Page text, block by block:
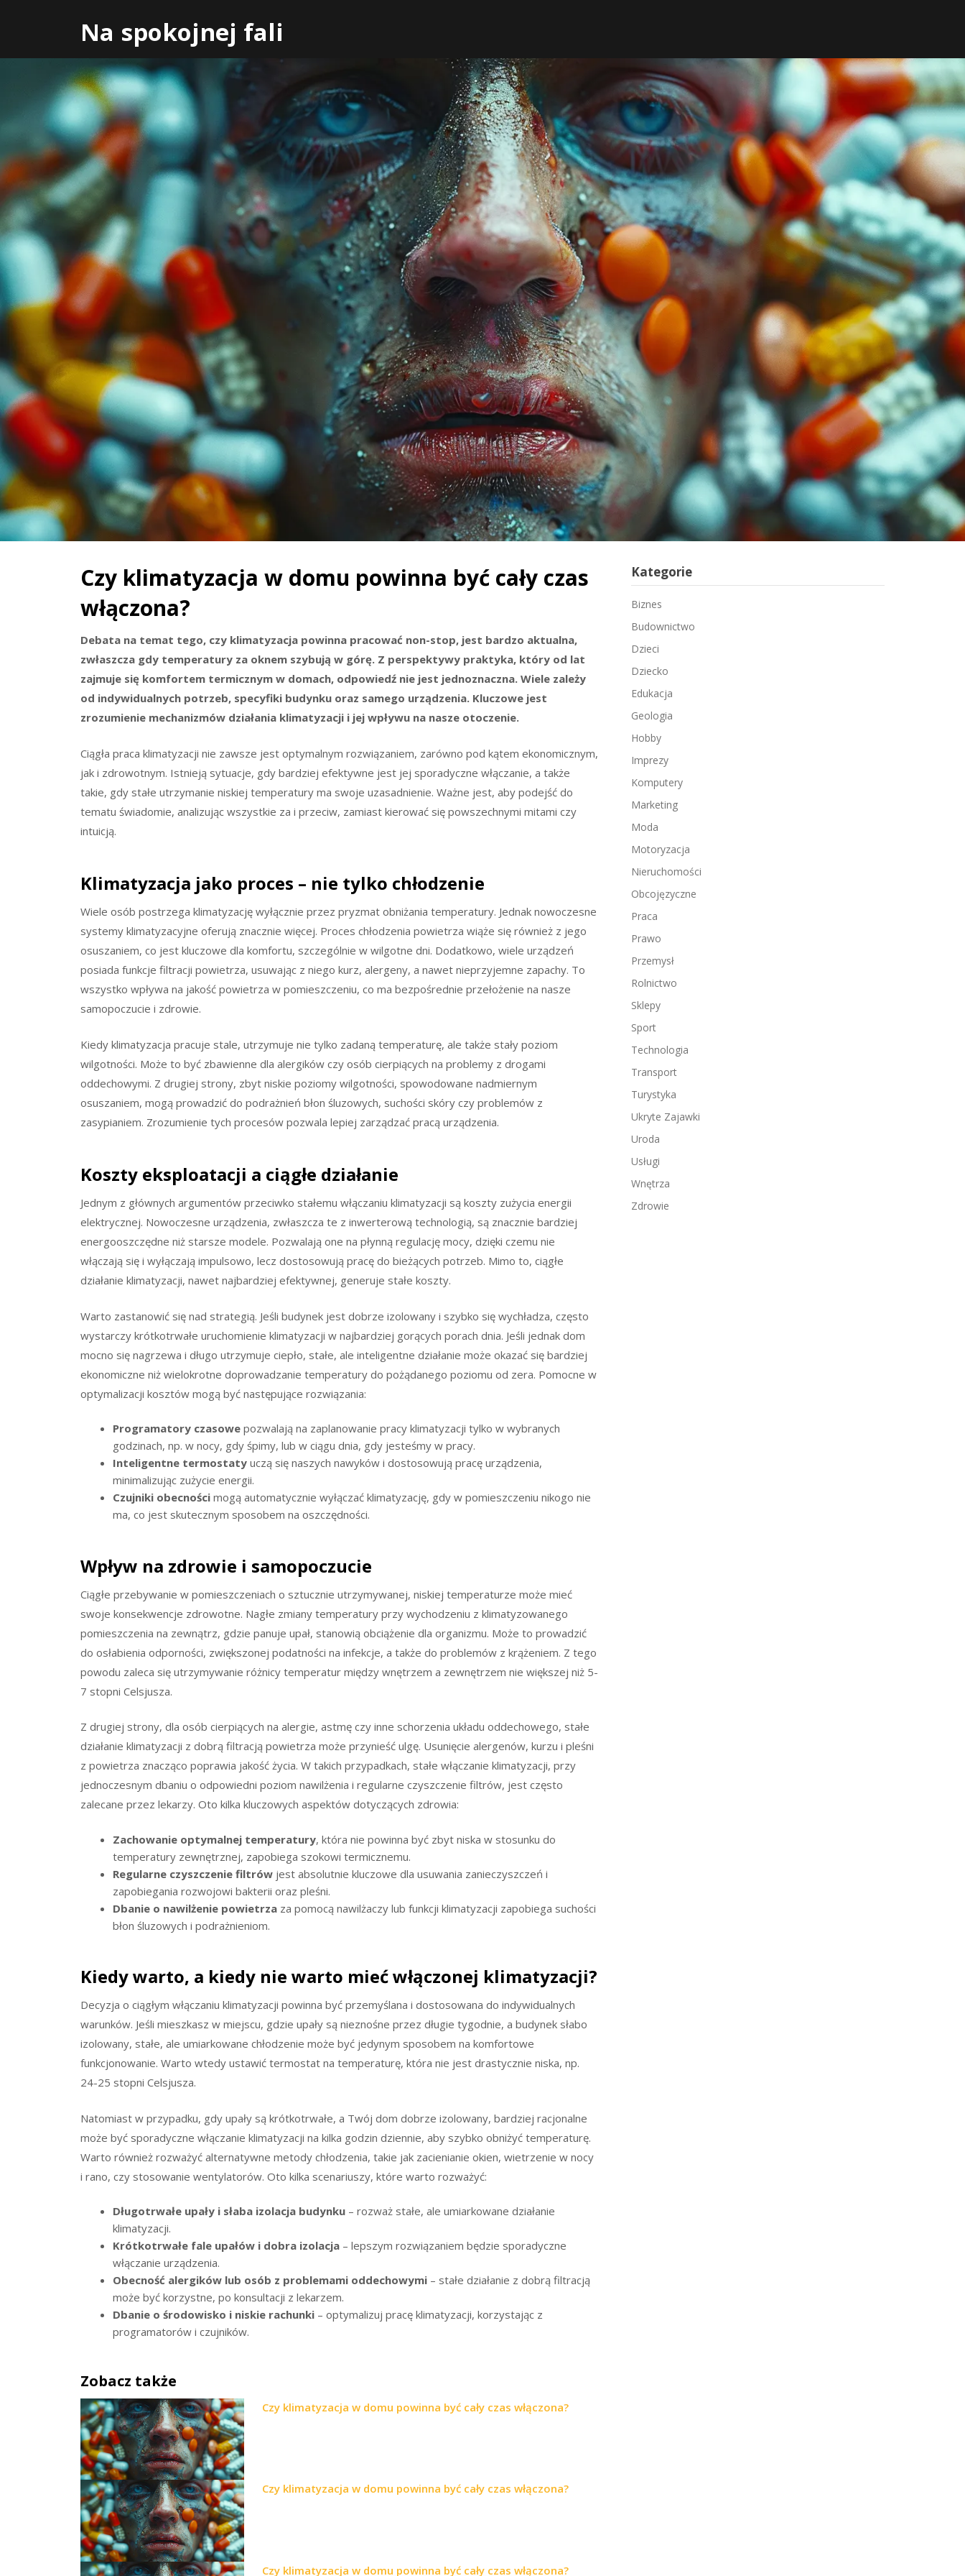
Na spokojnej fali
Czy klimatyzacja w domu powinna być cały czas
włączona?
Debata na temat tego, czy klimatyzacja powinna pracować non-stop, jest bardzo aktualna,
zwłaszcza gdy temperatury za oknem szybują w górę. Z perspektywy praktyka, który od lat
zajmuje się komfortem termicznym w domach, odpowiedź nie jest jednoznaczna. Wiele zależy
od indywidualnych potrzeb, specyfiki budynku oraz samego urządzenia. Kluczowe jest
zrozumienie mechanizmów działania klimatyzacji i jej wpływu na nasze otoczenie.
Ciągła praca klimatyzacji nie zawsze jest optymalnym rozwiązaniem, zarówno pod kątem ekonomicznym,
jak i zdrowotnym. Istnieją sytuacje, gdy bardziej efektywne jest jej sporadyczne włączanie, a także
takie, gdy stałe utrzymanie niskiej temperatury ma swoje uzasadnienie. Ważne jest, aby podejść do
tematu świadomie, analizując wszystkie za i przeciw, zamiast kierować się powszechnymi mitami czy
intuicją.
Klimatyzacja jako proces – nie tylko chłodzenie
Wiele osób postrzega klimatyzację wyłącznie przez pryzmat obniżania temperatury. Jednak nowoczesne
systemy klimatyzacyjne oferują znacznie więcej. Proces chłodzenia powietrza wiąże się również z jego
osuszaniem, co jest kluczowe dla komfortu, szczególnie w wilgotne dni. Dodatkowo, wiele urządzeń
posiada funkcje filtracji powietrza, usuwając z niego kurz, alergeny, a nawet nieprzyjemne zapachy. To
wszystko wpływa na jakość powietrza w pomieszczeniu, co ma bezpośrednie przełożenie na nasze
samopoczucie i zdrowie.
Kiedy klimatyzacja pracuje stale, utrzymuje nie tylko zadaną temperaturę, ale także stały poziom
wilgotności. Może to być zbawienne dla alergików czy osób cierpiących na problemy z drogami
oddechowymi. Z drugiej strony, zbyt niskie poziomy wilgotności, spowodowane nadmiernym
osuszaniem, mogą prowadzić do podrażnień błon śluzowych, suchości skóry czy problemów z
zasypianiem. Zrozumienie tych procesów pozwala lepiej zarządzać pracą urządzenia.
Koszty eksploatacji a ciągłe działanie
Jednym z głównych argumentów przeciwko stałemu włączaniu klimatyzacji są koszty zużycia energii
elektrycznej. Nowoczesne urządzenia, zwłaszcza te z inwerterową technologią, są znacznie bardziej
energooszczędne niż starsze modele. Pozwalają one na płynną regulację mocy, dzięki czemu nie
włączają się i wyłączają impulsowo, lecz dostosowują pracę do bieżących potrzeb. Mimo to, ciągłe
działanie klimatyzacji, nawet najbardziej efektywnej, generuje stałe koszty.
Warto zastanowić się nad strategią. Jeśli budynek jest dobrze izolowany i szybko się wychładza, często
wystarczy krótkotrwałe uruchomienie klimatyzacji w najbardziej gorących porach dnia. Jeśli jednak dom
mocno się nagrzewa i długo utrzymuje ciepło, stałe, ale inteligentne działanie może okazać się bardziej
ekonomiczne niż wielokrotne doprowadzanie temperatury do pożądanego poziomu od zera. Pomocne w
optymalizacji kosztów mogą być następujące rozwiązania:
Programatory czasowe pozwalają na zaplanowanie pracy klimatyzacji tylko w wybranych
godzinach, np. w nocy, gdy śpimy, lub w ciągu dnia, gdy jesteśmy w pracy.
Inteligentne termostaty uczą się naszych nawyków i dostosowują pracę urządzenia,
minimalizując zużycie energii.
Czujniki obecności mogą automatycznie wyłączać klimatyzację, gdy w pomieszczeniu nikogo nie
ma, co jest skutecznym sposobem na oszczędności.
Wpływ na zdrowie i samopoczucie
Ciągłe przebywanie w pomieszczeniach o sztucznie utrzymywanej, niskiej temperaturze może mieć
swoje konsekwencje zdrowotne. Nagłe zmiany temperatury przy wychodzeniu z klimatyzowanego
pomieszczenia na zewnątrz, gdzie panuje upał, stanowią obciążenie dla organizmu. Może to prowadzić
do osłabienia odporności, zwiększonej podatności na infekcje, a także do problemów z krążeniem. Z tego
powodu zaleca się utrzymywanie różnicy temperatur między wnętrzem a zewnętrzem nie większej niż 5-
7 stopni Celsjusza.
Z drugiej strony, dla osób cierpiących na alergie, astmę czy inne schorzenia układu oddechowego, stałe
działanie klimatyzacji z dobrą filtracją powietrza może przynieść ulgę. Usunięcie alergenów, kurzu i pleśni
z powietrza znacząco poprawia jakość życia. W takich przypadkach, stałe włączanie klimatyzacji, przy
jednoczesnym dbaniu o odpowiedni poziom nawilżenia i regularne czyszczenie filtrów, jest często
zalecane przez lekarzy. Oto kilka kluczowych aspektów dotyczących zdrowia:
Zachowanie optymalnej temperatury, która nie powinna być zbyt niska w stosunku do
temperatury zewnętrznej, zapobiega szokowi termicznemu.
Regularne czyszczenie filtrów jest absolutnie kluczowe dla usuwania zanieczyszczeń i
zapobiegania rozwojowi bakterii oraz pleśni.
Dbanie o nawilżenie powietrza za pomocą nawilżaczy lub funkcji klimatyzacji zapobiega suchości
błon śluzowych i podrażnieniom.
Kiedy warto, a kiedy nie warto mieć włączonej klimatyzacji?
Decyzja o ciągłym włączaniu klimatyzacji powinna być przemyślana i dostosowana do indywidualnych
warunków. Jeśli mieszkasz w miejscu, gdzie upały są nieznośne przez długie tygodnie, a budynek słabo
izolowany, stałe, ale umiarkowane chłodzenie może być jedynym sposobem na komfortowe
funkcjonowanie. Warto wtedy ustawić termostat na temperaturę, która nie jest drastycznie niska, np.
24-25 stopni Celsjusza.
Natomiast w przypadku, gdy upały są krótkotrwałe, a Twój dom dobrze izolowany, bardziej racjonalne
może być sporadyczne włączanie klimatyzacji na kilka godzin dziennie, aby szybko obniżyć temperaturę.
Warto również rozważyć alternatywne metody chłodzenia, takie jak zacienianie okien, wietrzenie w nocy
i rano, czy stosowanie wentylatorów. Oto kilka scenariuszy, które warto rozważyć:
Długotrwałe upały i słaba izolacja budynku – rozważ stałe, ale umiarkowane działanie
klimatyzacji.
Krótkotrwałe fale upałów i dobra izolacja – lepszym rozwiązaniem będzie sporadyczne
włączanie urządzenia.
Obecność alergików lub osób z problemami oddechowymi – stałe działanie z dobrą filtracją
może być korzystne, po konsultacji z lekarzem.
Dbanie o środowisko i niskie rachunki – optymalizuj pracę klimatyzacji, korzystając z
programatorów i czujników.
Zobacz także
Czy klimatyzacja w domu powinna być cały czas włączona?
Czy klimatyzacja w domu powinna być cały czas włączona?
Czy klimatyzacja w domu powinna być cały czas włączona?
Kategorie
Biznes
Budownictwo
Dzieci
Dziecko
Edukacja
Geologia
Hobby
Imprezy
Komputery
Marketing
Moda
Motoryzacja
Nieruchomości
Obcojęzyczne
Praca
Prawo
Przemysł
Rolnictwo
Sklepy
Sport
Technologia
Transport
Turystyka
Ukryte Zajawki
Uroda
Usługi
Wnętrza
Zdrowie